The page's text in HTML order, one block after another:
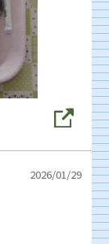
2026/01/29